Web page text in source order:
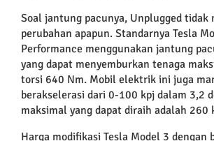
Soal jantung pacunya, Unplugged tidak
perubahan apapun. Standarnya Tesla
Performance menggunakan jantung
yang dapat menyemburkan tenaga
torsi 640 Nm. Mobil elektrik ini juga
berakselerasi dari 0-100 kpj dalam 3,2
maksimal yang dapat diraih adalah 260
Harga modifikasi Tesla Model 3 dengan